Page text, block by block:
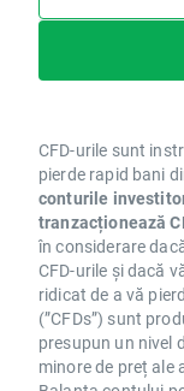
CFD-urile sunt
pierde rapid bani
conturile
tranzacționează
în considerare
CFD-urile și dacă
ridicat de a vă
(”CFDs”) sunt
presupun un nivel
minore de preț